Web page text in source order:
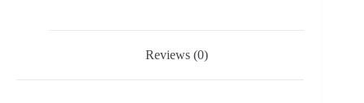
Reviews (0)